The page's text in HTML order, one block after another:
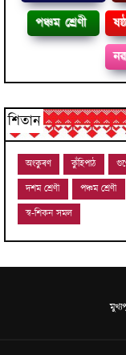
পঞ্চম শ্ৰেণী
শিতান
অংকুৰণ কুঁহিপাঠ
দশম শ্ৰেণী
পঞ্চম শ্ৰেণী
স্ব-শিকন সমল